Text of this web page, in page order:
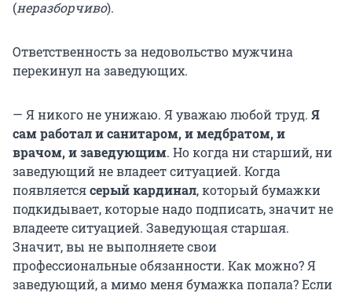
(неразборчиво).
Ответственность за недовольство мужчина
перекинул на заведующих.
— Я никого не унижаю. Я уважаю любой труд. Я
сам работал и санитаром, и медбратом, и
врачом, и заведующим. Но когда ни старший, ни
заведующий не владеет ситуацией. Когда
появляетсясерый кардинал, который бумажки
подкидывает, которые надо подписать, значит не
владеете ситуацией. Заведующая старшая.
Значит, вы не выполняете свои
профессиональные обязанности. Как можно? Я
заведующий, а мимо меня бумажка попала? Если